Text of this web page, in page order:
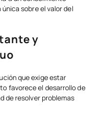
sobre el valor del
y
que exige estar
favorece el desarrollo de
de resolver problemas